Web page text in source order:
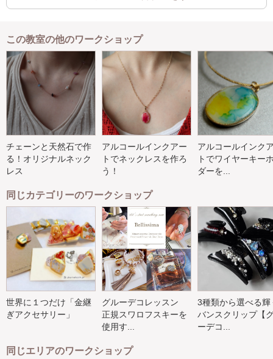
この教室の他のワークショップ
チェーンと天然石で作
る！オリジナルネック
レス
アルコールインクアー
トでネックレスを作ろ
う！
アルコールインク
トでワイヤーキー
ダーを...
同じカテゴリーのワークショップ
世界に１つだけ「金継
ぎアクセサリー」
グルーデコレッスン
正規スワロフスキーを
使用す...
3種類から選べる輝
バンスクリップ【
ーデコ...
同じエリアのワークショップ